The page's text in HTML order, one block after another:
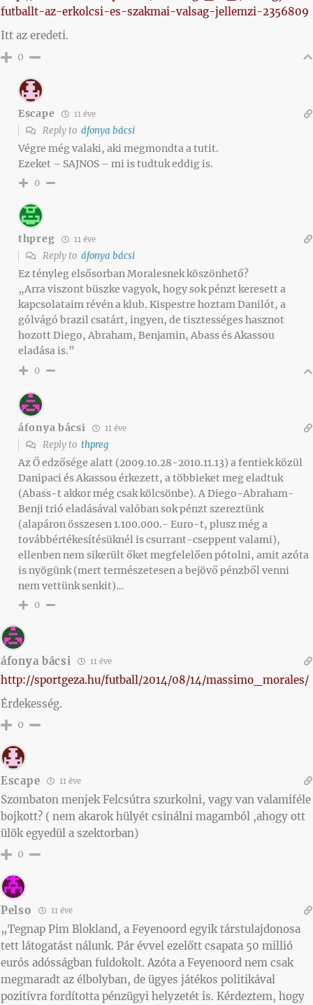
futballt-az-erkolcsi-es-szakmai-valsag-jellemzi-2356809
Itt az eredeti.
0
Escape 11 éve
Reply to áfonya bácsi
Végre még valaki, aki megmondta a tutit.
Ezeket – SAJNOS – mi is tudtuk eddig is.
0
thpreg 11 éve
Reply to áfonya bácsi
Ez tényleg elsősorban Moralesnek köszönhető?
„Arra viszont büszke vagyok, hogy sok pénzt keresett a
kapcsolataim révén a klub. Kispestre hoztam Danilót, a
gólvágó brazil csatárt, ingyen, de tisztességes hasznot
hozott Diego, Abraham, Benjamin, Abass és Akassou
eladása is.”
0
áfonya bácsi 11 éve
Reply to thpreg
Az Ő edzősége alatt (2009.10.28-2010.11.13) a fentiek közül
Danipaci és Akassou érkezett, a többieket meg eladtuk
(Abass-t akkor még csak kölcsönbe). A Diego-Abraham-
Benji trió eladásával valóban sok pénzt szereztünk
(alapáron összesen 1.100.000.- Euro-t, plusz még a
továbbértékesítésüknél is csurrant-cseppent valami),
ellenben nem sikerült őket megfelelően pótolni, amit azóta
is nyögünk (mert természetesen a bejövő pénzből venni
nem vettünk senkit)…
0
áfonya bácsi 11 éve
http://sportgeza.hu/futball/2014/08/14/massimo_morales/
Érdekesség.
0
Escape 11 éve
Szombaton menjek Felcsútra szurkolni, vagy van valamiféle
bojkott? ( nem akarok hülyét csinálni magamból ,ahogy ott
ülök egyedül a szektorban)
0
Pelso 11 éve
„Tegnap Pim Blokland, a Feyenoord egyik társtulajdonosa
tett látogatást nálunk. Pár évvel ezelőtt csapata 50 millió
eurós adósságban fuldokolt. Azóta a Feyenoord nem csak
megmaradt az élbolyban, de ügyes játékos politikával
pozitívra fordította pénzügyi helyzetét is. Kérdeztem, hogy